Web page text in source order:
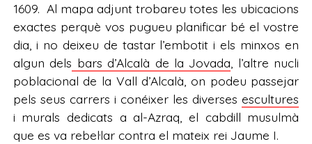
1609. Al mapa adjunt trobareu totes les ubicacions
exactes perquè vos pugueu planificar bé el vostre
dia, i no deixeu de tastar l’embotit i els minxos en
algun dels bars d’Alcalà de la Jovada , l’altre nucli
poblacional de la Vall d’Alcalà, on podeu passejar
pels seus carrers i conéixer les diversesescultures
i murals dedicats a al-Azraq, el cabdill musulmà
que es va rebel·lar contra el mateix rei Jaume I.